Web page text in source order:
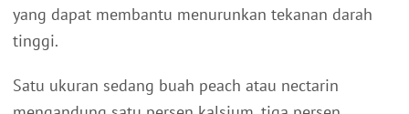
yang dapat membantu menurunkan tekanan darah
tinggi.
Satu ukuran sedang buah peach atau nectarin